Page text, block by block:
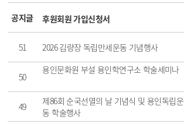
공지글 후원회원 가입신청서
51 2026 김량장 독립만세운동 기념행사
50
용인문화원 부설 용인학연구소 학술세미나
49
제86회 순국선열의 날 기념식 및 용인독립운
동 학술행사